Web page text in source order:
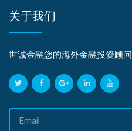
关于我们
世诚金融您的海外金融投资顾问